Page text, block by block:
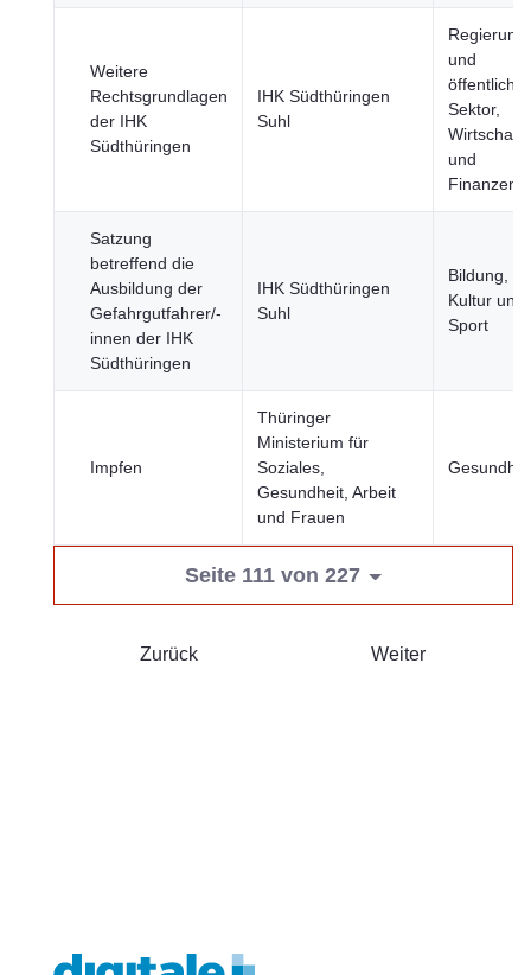
Weitere
Rechtsgrundlagen
der IHK
Südthüringen
IHK Südthüringen
Suhl
Regierung
und
öffentlicher
Sektor,
Wirtschaft
und
Finanzen
Satzung
betreffend die
Ausbildung der
Gefahrgutfahrer/-
innen der IHK
Südthüringen
IHK Südthüringen
Suhl
Bildung,
Kultur und
Sport
Impfen
Thüringer
Ministerium für
Soziales,
Gesundheit, Arbeit
und Frauen
Seite 111 von 227
Zurück Weiter